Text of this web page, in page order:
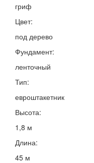
гриф
Цвет:
под дерево
Фундамент:
ленточный
Тип:
евроштакетник
Высота:
1,8 м
Длина:
45 м